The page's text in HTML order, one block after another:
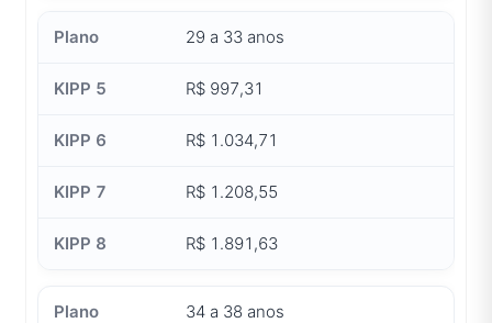
29 a 33 anos
R$ 997,31
R$ 1.034,71
R$ 1.208,55
R$ 1.891,63
34 a 38 anos